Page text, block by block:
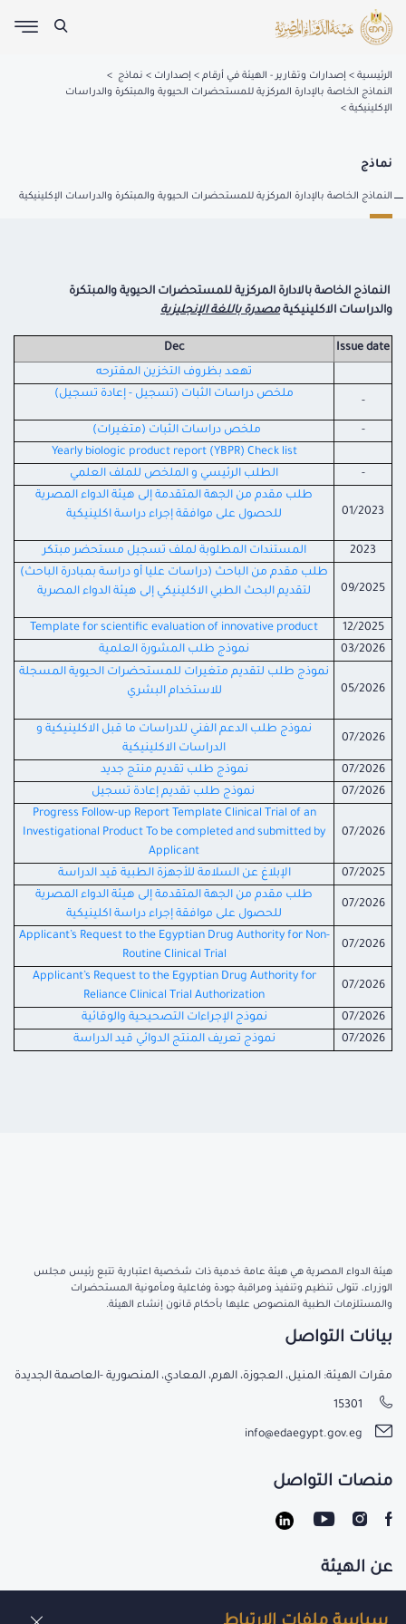
الرئيسية إصدارات وتقارير - الهيئة في أرقام إصدارات
نماذج
النماذج الخاصة بالإدارة المركزية للمستحضرات الحيوية والمبتكرة والدراسات
الإكلينيكية
نماذج
النماذج الخاصة بالإدارة المركزية للمستحضرات الحيوية والمبتكرة والدراسات الإكلينيكية
النماذج الخاصة بالادارة المركزية للمستحضرات الحيوية والمبتكرة
والدراسات الاكلينيكيةمصدرة باللغة الإنجليزية
Issue date
Dec
تهعد بظروف التخزين المقترحه
-
ملخص دراسات الثبات (تسجيل - إعادة تسجيل)
-
ملخص دراسات الثبات (متغيرات)
Yearly biologic product report (YBPR) Check list
-
الطلب الرئيسي و الملخص للملف العلمي
01/2023
طلب مقدم من الجهة المتقدمة إلى هيئة الدواء المصرية
للحصول على موافقة إجراء دراسة اكلينيكية
2023 المستندات المطلوبة لملف تسجيل مستحضر مبتكر
09/2025
طلب مقدم من الباحث (دراسات عليا أو دراسة بمبادرة الباحث)
لتقديم البحث الطبي الاكلينيكي إلى هيئة الدواء المصرية
12/2025
Template for scientific evaluation of innovative product
03/2026
نموذج طلب المشورة العلمية
05/2026
نموذج طلب لتقديم متغيرات للمستحضرات الحيوية المسجلة
للاستخدام البشري
07/2026
نموذج طلب الدعم الفني للدراسات ما قبل الاكلينيكية و
الدراسات الاكلينيكية
07/2026
نموذج طلب تقديم منتج جديد
07/2026
نموذج طلب تقديم إعادة تسجيل
07/2026
Progress Follow-up Report Template Clinical Trial of an
Investigational Product To be completed and submitted by
Applicant
07/2025
الإبلاغ عن السلامة للأجهزة الطبية قيد الدراسة
07/2026
طلب مقدم من الجهة المتقدمة إلى هيئة الدواء المصرية
للحصول على موافقة إجراء دراسة اكلينيكية
07/2026
Applicant’s Request to the Egyptian Drug Authority for Non-
Routine Clinical Trial
07/2026
Applicant’s Request to the Egyptian Drug Authority for
Reliance Clinical Trial Authorization
07/2026
نموذج الإجراءات التصحيحية والوقائية
07/2026
نموذج تعريف المنتج الدوائي قيد الدراسة
هيئة الدواء المصرية هي هيئة عامة خدمية ذات شخصية اعتبارية تتبع رئيس مجلس
الوزراء، تتولى تنظيم وتنفيذ ومراقبة جودة وفاعلية ومأمونية المستحضرات
والمستلزمات الطبية المنصوص عليها بأحكام قانون إنشاء الهيئة.
عن الهيئة
بيانات التواصل
مقرات الهيئة: المنيل، العجوزة، الهرم، المعادي، المنصورية -العاصمة الجديدة
15301
info@edaegypt.gov.eg
منصات التواصل